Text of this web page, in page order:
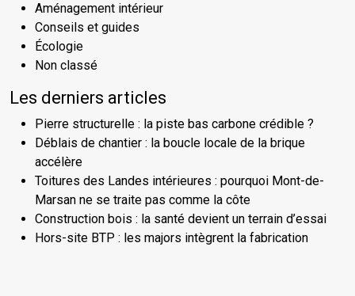
Aménagement intérieur
Conseils et guides
Écologie
Non classé
Les derniers articles
Pierre structurelle : la piste bas carbone crédible ?
Déblais de chantier : la boucle locale de la brique
accélère
Toitures des Landes intérieures : pourquoi Mont-de-
Marsan ne se traite pas comme la côte
Construction bois : la santé devient un terrain d’essai
Hors-site BTP : les majors intègrent la fabrication